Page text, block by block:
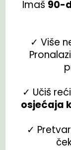
Imaš 90-
✓ Više
✓ Učiš
osjećaja
✓